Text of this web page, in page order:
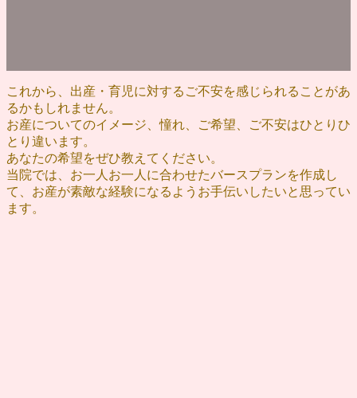
これから、出産・育児に対するご不安を感じられることがあ
るかもしれません。
お産についてのイメージ、憧れ、ご希望、ご不安はひとりひ
とり違います。
あなたの希望をぜひ教えてください。
当院では、お一人お一人に合わせたバースプランを作成し
て、お産が素敵な経験になるようお手伝いしたいと思ってい
ます。